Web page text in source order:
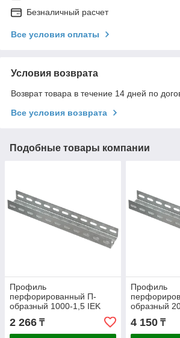
Безналичный расчет
Все условия оплаты
Условия возврата
Возврат товара в течение 14 дней по
Все условия возврата
Подобные товары компании
Профиль
перфорированный П-
образный 1000-1,5 IEK
2 266 ₸
Профиль
образный
4 150₸